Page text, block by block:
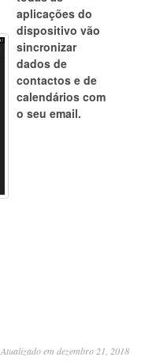
aplicações do
dispositivo vão
sincronizar
dados de
contactos e de
calendários com
o seu email.
Atualizado em dezembro 21, 2018